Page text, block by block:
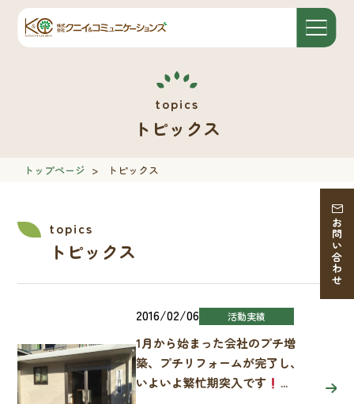
お問い合わせ
トピックス
トップページ > トピックス
トピックス
2016/02/06 活動実績
1月から始まった会社のプチ増
築、プチリフォームが完了し、
いよいよ繁忙期突入です
...